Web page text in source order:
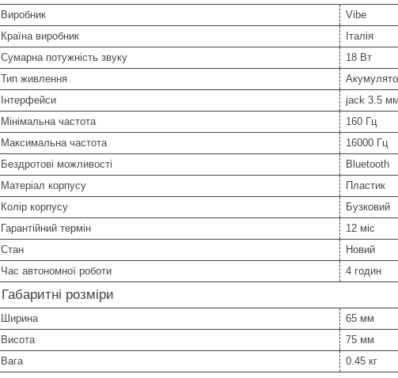
Виробник
Vibe
Країна виробник
Італія
Сумарна потужність звуку
18 Вт
Тип живлення
Інтерфейси
jack 3.5 мм
Мінімальна частота
160 Гц
Максимальна частота
16000 Гц
Бездротові можливості
Bluetooth
Матеріал корпусу
Пластик
Колір корпусу
Бузковий
Гарантійний термін
12 міс
Стан
Новий
Час автономної роботи
4 годин
Габаритні розміри
Ширина
65 мм
Висота
75 мм
Вага
0.45 кг